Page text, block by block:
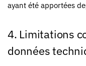
ayant été apportées
4. Limitations
données